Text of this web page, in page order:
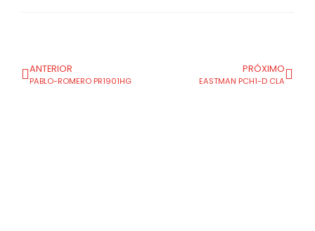
ANTERIOR
PABLO-ROMERO PR1901HG
PRÓXIMO
EASTMAN PCH1-D CLA